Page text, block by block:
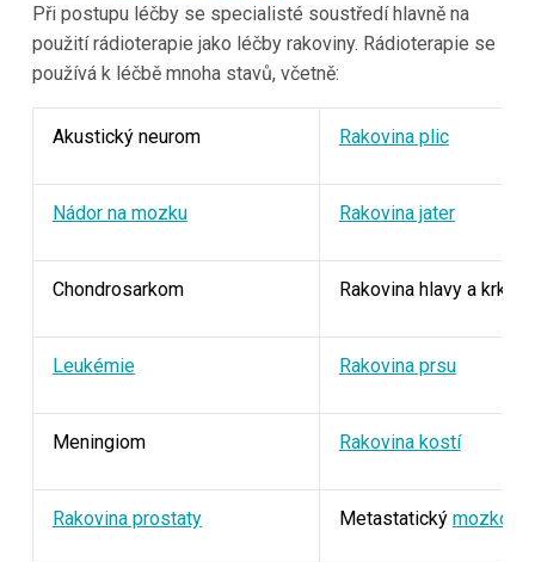
Při postupu léčby se specialisté soustředí hlavně na
použití rádioterapie jako léčby rakoviny. Rádioterapie se
používá k léčbě mnoha stavů, včetně:
Akustický neurom Rakovina plic
Nádor na mozku Rakovina jater
Chondrosarkom Rakovina hlavy a krku
Leukémie Rakovina prsu
Meningiom Rakovina kostí
Rakovina prostaty Metastatický mozkový